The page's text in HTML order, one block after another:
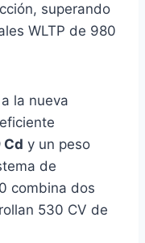
superando
WLTP de 980
la nueva
Cd y un peso
de
combina dos
530 CV de